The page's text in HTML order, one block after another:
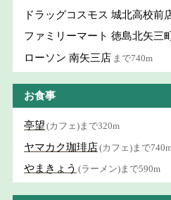
ドラッグコスモス 城北高校前
ファミリーマート 徳島北矢三
ローソン 南矢三店 まで740m
お食事
亭望 (カフェ)まで320m
ヤマカク珈琲店(カフェ)まで740m
やまきょう (ラーメン)まで590m